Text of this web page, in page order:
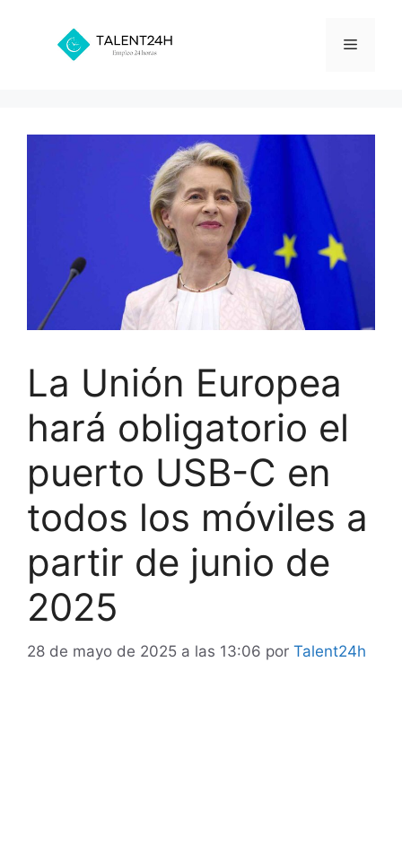
contenido
Menú
La Unión Europea
hará obligatorio el
puerto USB-C en
todos los móviles a
partir de junio de
2025
28 de mayo de 2025 a las 13:06 por Talent24h